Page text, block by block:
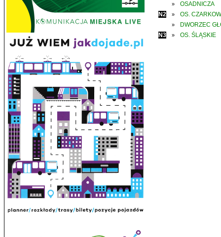
»
OSADNICZA
N2
» OS.
»
DWORZEC
N3
» OS. ŚLĄSKIE